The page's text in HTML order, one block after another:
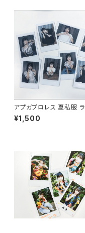
アプガプロレス 夏私服
チェキ
¥1,500